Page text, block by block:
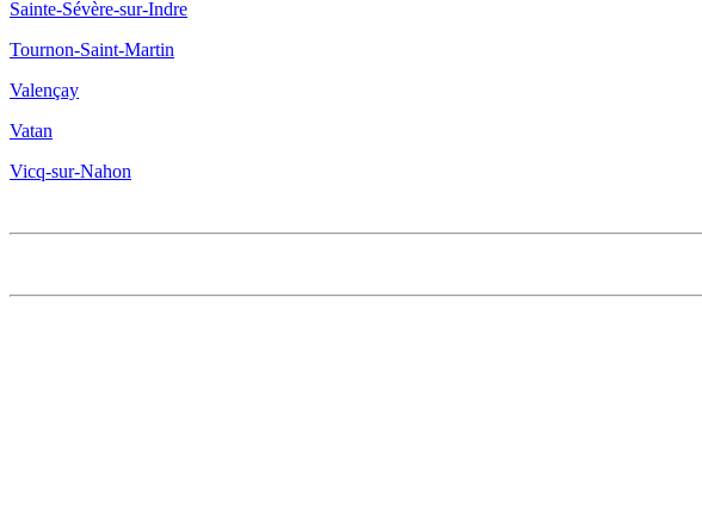
Sainte-Sévère-sur-Indre
Tournon-Saint-Martin
Valençay
Vatan
Vicq-sur-Nahon